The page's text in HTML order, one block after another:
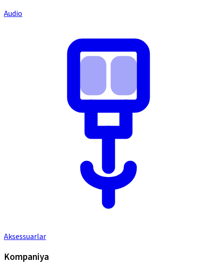
Audio
Aksessuarlar
Kompaniya